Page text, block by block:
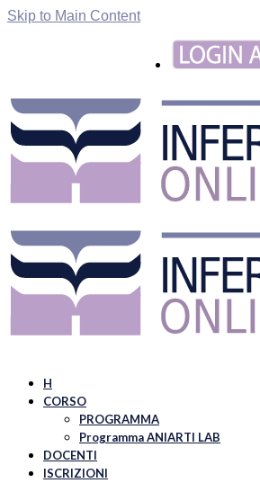
Skip to Main Content
H
CORSO
PROGRAMMA
Programma ANIARTI LAB
DOCENTI
ISCRIZIONI